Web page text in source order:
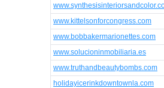
www.kittelsonforcongress.com
www.bobbakermarionettes.com
www.solucioninmobiliaria.es
www.truthandbeautybombs.com
holidayicerinkdowntownla.com